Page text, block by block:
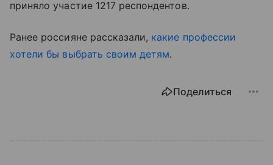
приняло участие 1217 респондентов.
Ранее россияне рассказали, какие профессии
хотели бы выбрать своим детям.
Поделиться